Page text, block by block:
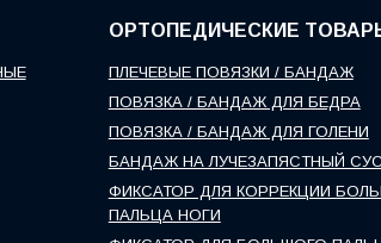
ОРТОПЕДИЧЕСКИЕ
ПЛЕЧЕВЫЕ ПОВЯЗКИ / БАНДАЖ
ПОВЯЗКА / БАНДАЖ ДЛЯ БЕДРА
ПОВЯЗКА / БАНДАЖ ДЛЯ ГОЛЕНИ
БАНДАЖ НА ЛУЧЕЗАПЯСТНЫЙ
ФИКСАТОР ДЛЯ КОРРЕКЦИИ
ПАЛЬЦА НОГИ